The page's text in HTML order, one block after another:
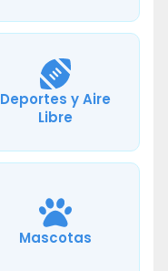
Deportes y Aire
Libre
Mascotas